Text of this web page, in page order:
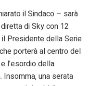
il Sindaco – sarà
di Sky con 12
Presidente della Serie
porterà al centro del
l’esordio della
Insomma, una serata